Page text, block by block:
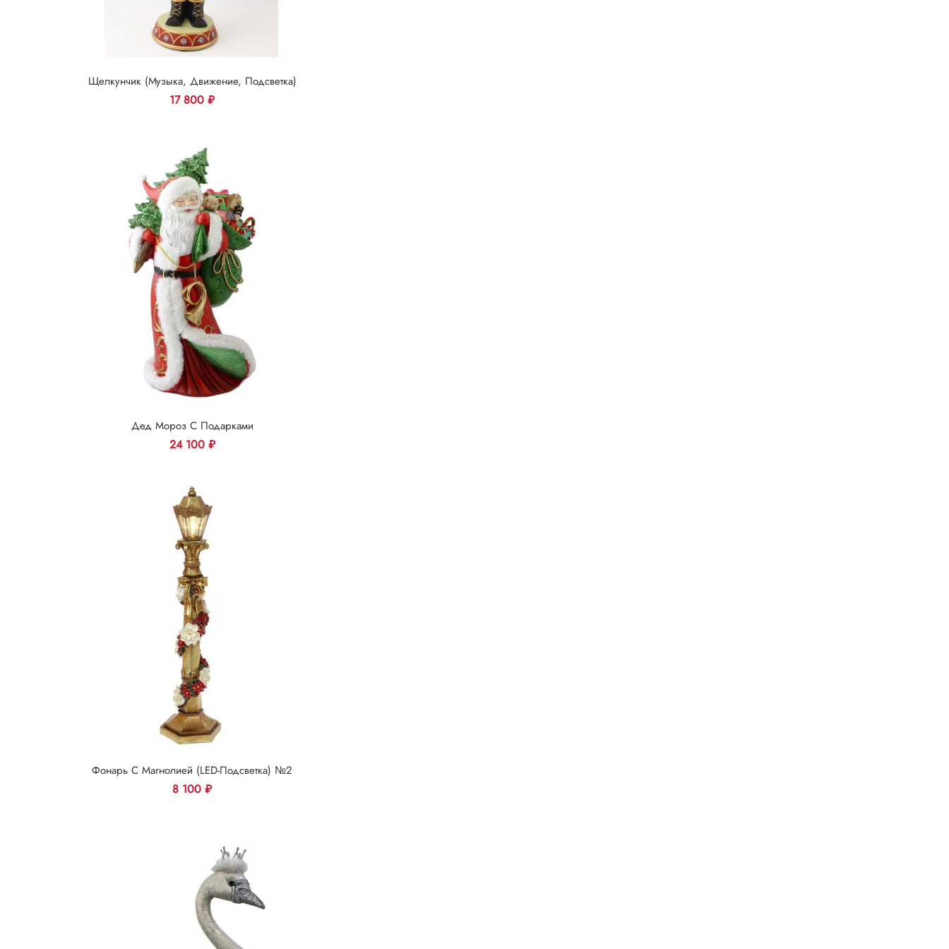
Щелкунчик (музыка, Движение, Подсветка)
17 800 ₽
Дед Мороз С Подарками
24 100 ₽
Фонарь С Магнолией (LED-Подсветка) №2
8 100 ₽